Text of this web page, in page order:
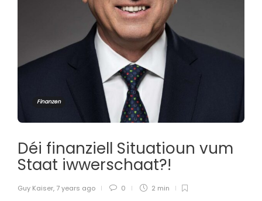
Finanzen
Déi finanziell Situatioun vum
Staat iwwerschaat?!
Guy Kaiser, 7 years ago 0 2 min